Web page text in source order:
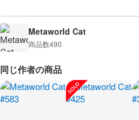
Metaworld Cat
商品数490
同じ作者の商品